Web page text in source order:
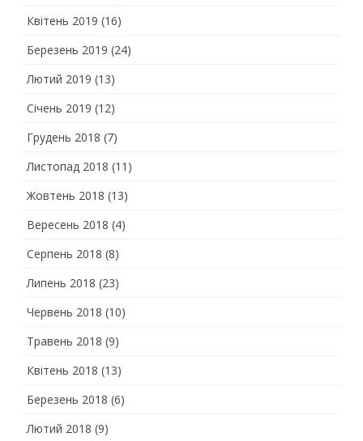
Квітень 2019 (16)
Березень 2019 (24)
Лютий 2019 (13)
Січень 2019 (12)
Грудень 2018 (7)
Листопад 2018 (11)
Жовтень 2018 (13)
Вересень 2018 (4)
Серпень 2018 (8)
Липень 2018 (23)
Червень 2018 (10)
Травень 2018 (9)
Квітень 2018 (13)
Березень 2018 (6)
Лютий 2018 (9)